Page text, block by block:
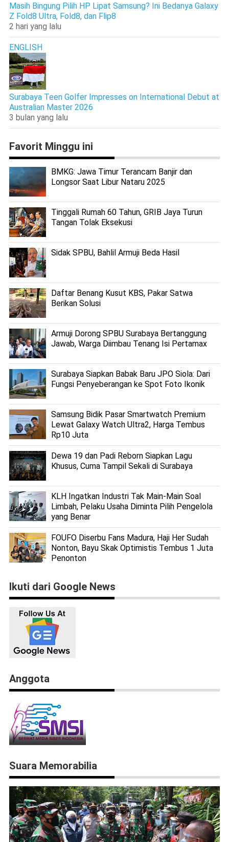
Masih Bingung Pilih HP Lipat Samsung? Ini Bedanya Galaxy
Z Fold8 Ultra, Fold8, dan Flip8
2 hari yang lalu
ENGLISH
Surabaya Teen Golfer Impresses on International Debut at
Australian Master 2026
3 bulan yang lalu
Favorit Minggu ini
BMKG: Jawa Timur Terancam Banjir dan
Longsor Saat Libur Nataru 2025
Tinggali Rumah 60 Tahun, GRIB Jaya Turun
Tangan Tolak Eksekusi
Sidak SPBU, Bahlil Armuji Beda Hasil
Daftar Benang Kusut KBS, Pakar Satwa
Berikan Solusi
Armuji Dorong SPBU Surabaya Bertanggung
Jawab, Warga Diimbau Tenang Isi Pertamax
Surabaya Siapkan Babak Baru JPO Siola: Dari
Fungsi Penyeberangan ke Spot Foto Ikonik
Samsung Bidik Pasar Smartwatch Premium
Lewat Galaxy Watch Ultra2, Harga Tembus
Rp10 Juta
Dewa 19 dan Padi Reborn Siapkan Lagu
Khusus, Cuma Tampil Sekali di Surabaya
KLH Ingatkan Industri Tak Main-Main Soal
Limbah, Pelaku Usaha Diminta Pilih Pengelola
yang Benar
FOUFO Diserbu Fans Madura, Haji Her Sudah
Nonton, Bayu Skak Optimistis Tembus 1 Juta
Penonton
Ikuti dari Google News
Anggota
Suara Memorabilia